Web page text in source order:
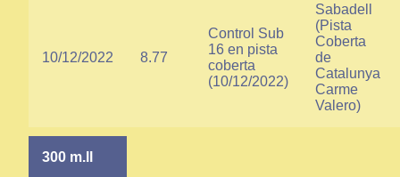
10/12/2022 8.77
Control Sub
16 en pista
coberta
(10/12/2022)
Sabadell
(Pista
Coberta
de
Catalunya
Carme
Valero)
300 m.ll